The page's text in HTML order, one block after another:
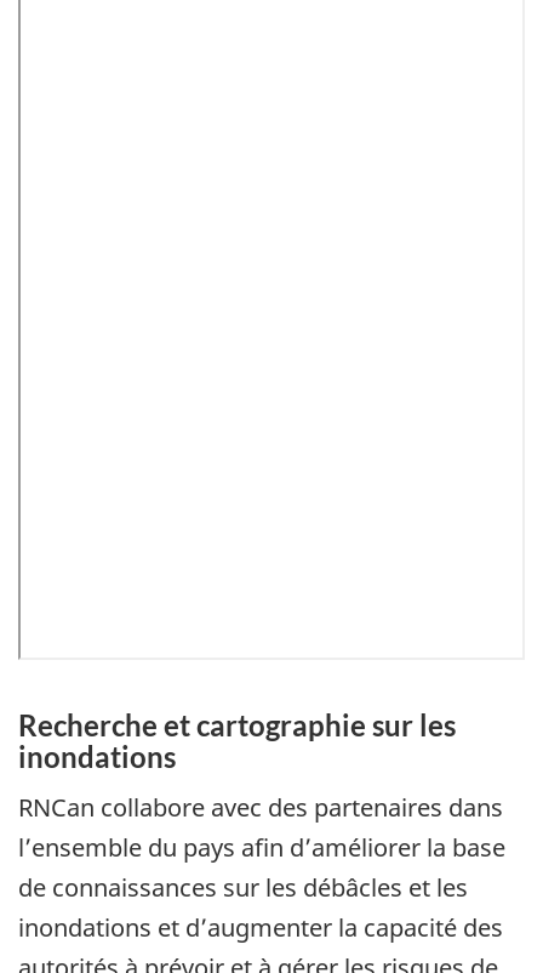
Recherche et cartographie sur les
inondations
RNCan collabore avec des partenaires dans
l’ensemble du pays afin d’améliorer la base
de connaissances sur les débâcles et les
inondations et d’augmenter la capacité des